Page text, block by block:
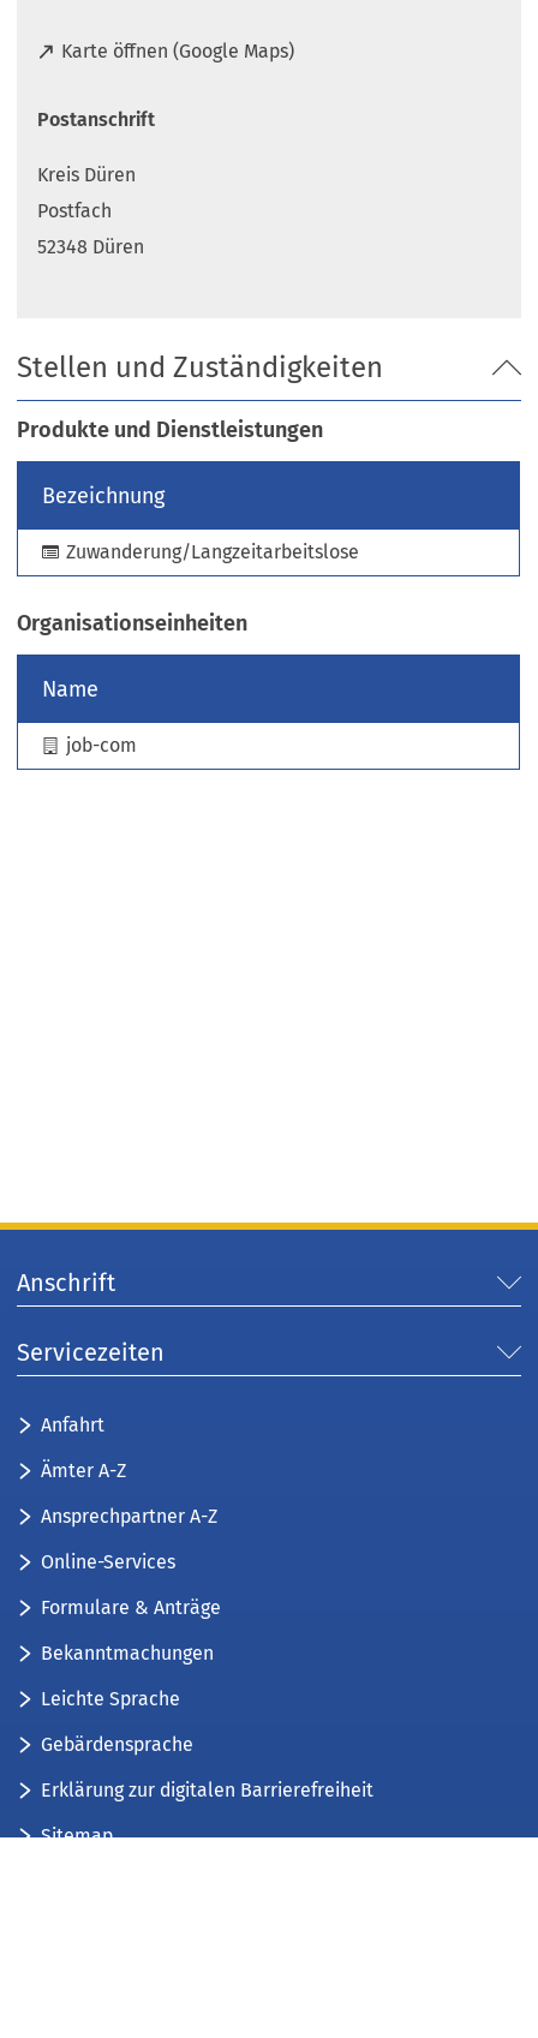
Karte öffnen (Google Maps)
(
f
e
t
i
e
m
n
e
n
T
a
)
Postanschrift
Kreis Düren
Postfach
52348 Düren
Stellen und Zuständigkeiten
Produkte und Dienstleistungen
Bezeichnung
Zuwanderung/Langzeitarbeitslose
Organisationseinheiten
Name
job-com
Anschrift
Servicezeiten
Anfahrt
Ämter A-Z
Ansprechpartner A-Z
Online-Services
Formulare & Anträge
Bekanntmachungen
Leichte Sprache
Gebärdensprache
Erklärung zur digitalen Barrierefreiheit
Sitemap